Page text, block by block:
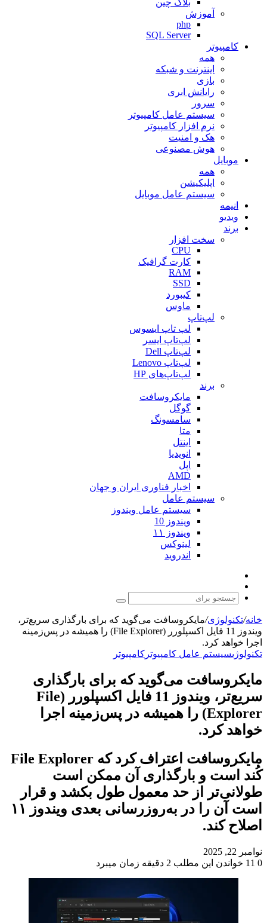
بلاک چین
آموزش
php
SQL Server
کامپیوتر
همه
اینترنت و شبکه
بازی
رایانش ابری
سرور
سیستم عامل کامپیوتر
نرم افزار کامپیوتر
هک و امنیت
هوش مصنوعی
موبایل
همه
اپلیکیشن
سیستم عامل موبایل
انیمه
ویدیو
برند
سخت افزار
CPU
کارت گرافیک
RAM
SSD
کیبورد
ماوس
لپ‌تاپ
لپ تاپ ایسوس
لپ‌تاپ ایسر
لپ‌تاپ Dell
لپ‌تاپ Lenovo
لپ‌تاپ‌های HP
برند
مایکروسافت
گوگل
سامسونگ
متا
اینتل
انویدیا
اپل
AMD
اخبار فناوری ایران و جهان
سیستم عامل
سیستم عامل ویندوز
ویندوز 10
ویندوز ۱۱
لینوکس
اندروید
پوسته
جستجو
برای
خانه/تکنولوژی/مایکروسافت می‌گوید که برای بارگذاری سریع‌تر،
ویندوز 11 فایل اکسپلورر (File Explorer) را همیشه در پس‌زمینه
اجرا خواهد کرد.
تکنولوژیسیستم عامل کامپیوتر کامپیوتر
مایکروسافت می‌گوید که برای بارگذاری
سریع‌تر، ویندوز 11 فایل اکسپلورر (File
Explorer) را همیشه در پس‌زمینه اجرا
خواهد کرد.
مایکروسافت اعتراف کرد که File Explorer
کُند است و بارگذاری آن ممکن است
طولانی‌تر از حد معمول طول بکشد و قرار
است آن را در به‌روزرسانی بعدی ویندوز ۱۱
اصلاح کند.
نوامبر 22, 2025
0
خواندن این مطلب 2 دقیقه زمان میبرد